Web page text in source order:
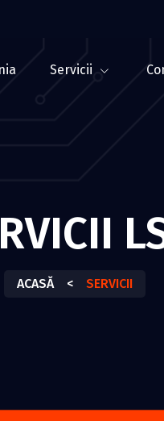
Servicii
ACASĂ < SERVICII